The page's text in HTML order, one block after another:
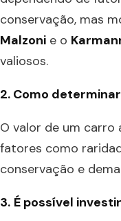
conservação, mas
Malzoni e o
valiosos.
2. Como
O valor de um
fatores como
conservação e
3. É possível